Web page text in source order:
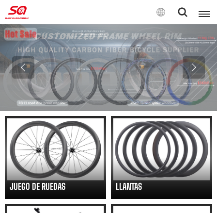
Español
English
Français
Deutsch
Español
Italiano
JUEGO DE RUEDAS LLANTAS